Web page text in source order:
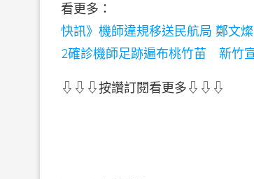
看更多：
快訊》機師違規移送民航局 鄭文
2確診機師足跡遍布桃竹苗 新竹
⇩⇩⇩按讚訂閱看更多⇩⇩⇩